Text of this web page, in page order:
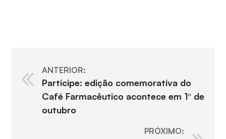
ANTERIOR:
Participe: edição comemorativa do
Café Farmacêutico acontece em 1º de
outubro
PRÓXIMO: